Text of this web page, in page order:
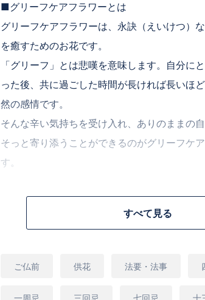
すべて見る
■グリーフケアフラワーとは
グリーフケアフラワーは、永訣（えいけつ）
を癒すためのお花です。
「グリーフ」とは悲嘆を意味します。自分に
った後、共に過ごした時間が長ければ長いほ
然の感情です。
そんな辛い気持ちを受け入れ、ありのままの自
そっと寄り添うことができるのがグリーフケ
す。
■フラワーアレンジメントの特徴
白とグリーンの柔らかなコントラストが特徴
ご仏前 供花 法要・法事
一周忌 三回忌 七回忌 十